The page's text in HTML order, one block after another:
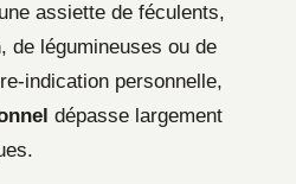
assiette de féculents,
de légumineuses ou de
indication personnelle,
dépasse largement